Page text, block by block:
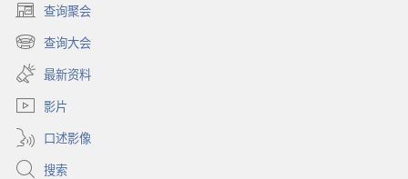
查询聚会
（打
开
新
窗
口）
查询大会
（打
开
新
窗
最新资料
影片
口述影像
搜索